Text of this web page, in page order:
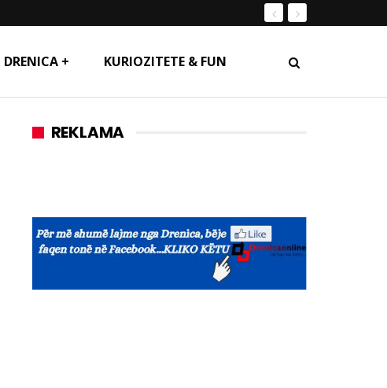
DRENICA + KURIOZITETE & FUN
REKLAMA